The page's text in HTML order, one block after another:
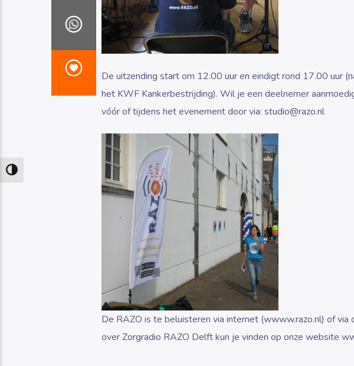
Keuze voor hoog contrast
De uitzending start om 12.00 uur en eindigt rond 17.00 uur
het KWF Kankerbestrijding). Wil je een deelnemer
vóór of tijdens het evenement door via: studio@razo.nl
De RAZO is te beluisteren via internet (wwww.razo.nl) of
over Zorgradio RAZO Delft kun je vinden op onze website